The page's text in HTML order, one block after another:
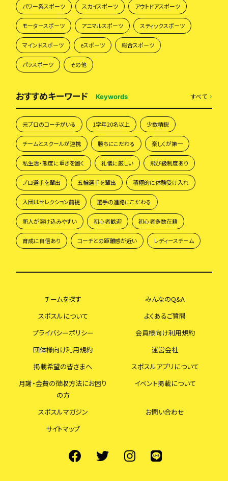
パワー系スポーツ スカイスポーツ アウトドアスポーツ
モータースポーツ アニマルスポーツ スティックスポーツ
マインドスポーツ eスポーツ 総合スポーツ
パラスポーツ その他
おすすめキーワード Keywords すべて
元プロのコーチがいる 1学年20名以上 少数精鋭
チームとスクールが連携 勝ちにこだわる 楽しくが第一
私生活・態度に重きを置く 礼儀に厳しい 飛び級制度あり
プロ選手を輩出 五輪選手を輩出 積極的に体験受け入れ
入団はセレクション前提 選手の進路にこだわる
新人が溶け込みやすい 初心者歓迎 初心者多数在籍
育成に自信あり コーチとの距離感が近い レディースチーム
チームを探す
みんなのQ&A
スポスルについて
よくあるご質問
プライバシーポリシー
会員様向け利用規約
団体様向け利用規約
運営会社
掲載希望の皆さまへ
スポスルアプリについて
月謝・会費の徴収方法にお困り
の方
イベント掲載について
スポスルマガジン
お問い合わせ
サイトマップ